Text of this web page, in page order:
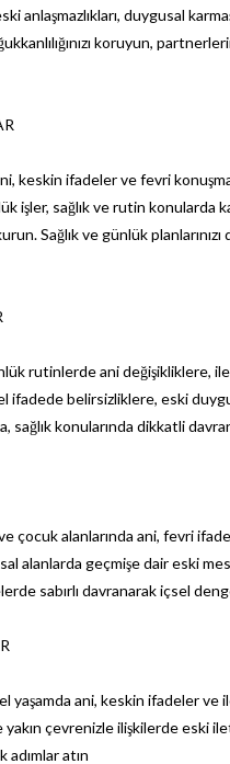
anlaşmazlıkları, duygusal
koruyun,
keskin ifadeler ve fevri
işler, sağlık ve rutin konularda
Sağlık ve günlük
rutinlerde ani değişikliklere,
ifadede belirsizliklere, eski
sağlık konularında dikkatli
çocuk alanlarında ani, fevri
alanlarda geçmişe dair eski
sabırlı davranarak içsel
ani, keskin ifadeler ve
çevrenizle ilişkilerde eski
atın